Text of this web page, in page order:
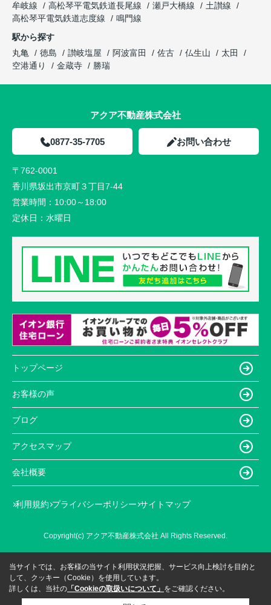
牟岐線
高松琴平電気鉄道長尾線 瀬戸大橋線
土讃線
高松琴平電気鉄道志度線
鳴門線
駅から探す
丸亀
徳島 讃岐塩屋 阿波富田 佐古 仏生山
太田
空港通り
金蔵寺 勝瑞
アクア不動産株式会社
0877-35-7705 お問い合わせ
〒762-0001
香川県坂出市京町３丁目7-44
営業時間： 10:00～18:00
定休日： 水曜日
トップページ
お客様の声
ブログ
アクセスマップ
会社概要
利用規約 プライバシーポリシー サイトマップ
Copyright(c) アクア不動産株式会社 All Rights Reserved.
当サイトでは、お客様の当サイト利用状況把握、サービス向上検討を目的と
して、クッキー（Cookie）を使用しています。
詳しくは、当社の 「Cookieの取扱いについて」 をご確認ください。